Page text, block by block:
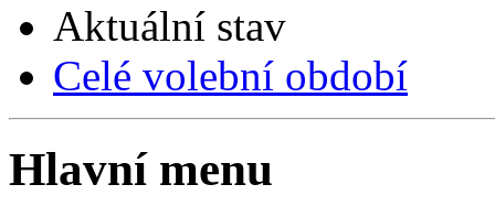
Aktuální stav
Celé volební období
Hlavní menu